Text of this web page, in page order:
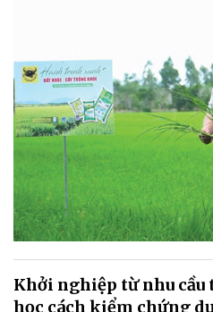
Khởi nghiệp từ nhu
học cách kiểm chứng